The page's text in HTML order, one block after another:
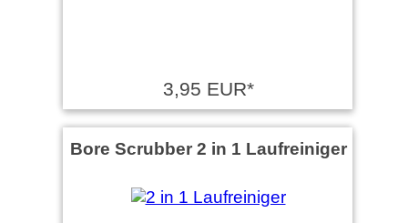
3,95 EUR*
Bore Scrubber 2 in 1 Laufreiniger